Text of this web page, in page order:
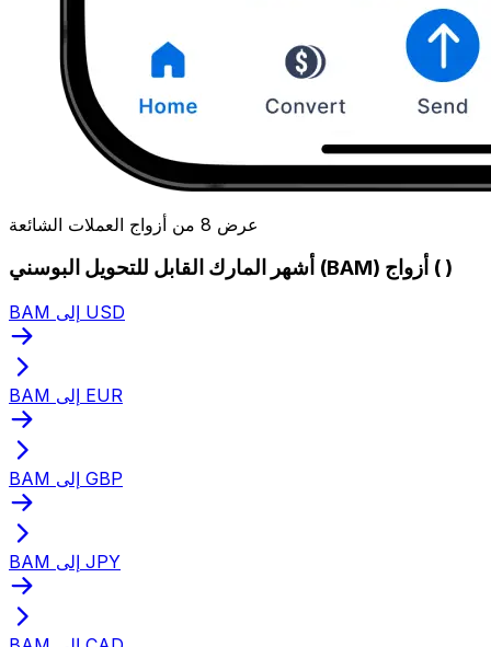
عرض 8 من أزواج العملات الشائعة
أشهر المارك القابل للتحويل البوسني (BAM) أزواج ( )
BAM إلى USD
BAM إلى EUR
BAM إلى GBP
BAM إلى JPY